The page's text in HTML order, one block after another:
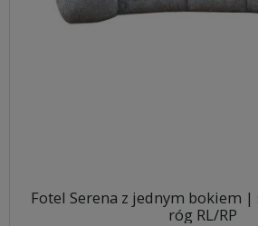
Fotel Serena z jednym bokiem |
róg RL/RP